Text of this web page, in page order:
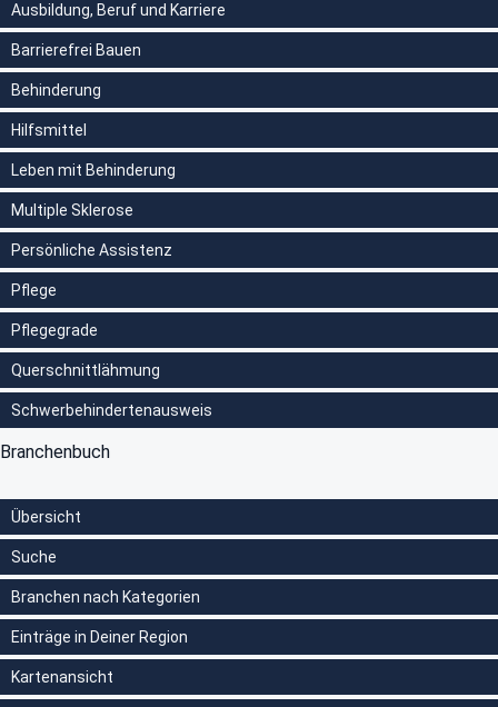
Ausbildung, Beruf und Karriere
Barrierefrei Bauen
Behinderung
Hilfsmittel
Leben mit Behinderung
Multiple Sklerose
Persönliche Assistenz
Pflege
Pflegegrade
Querschnittlähmung
Schwerbehindertenausweis
Branchenbuch
Übersicht
Suche
Branchen nach Kategorien
Einträge in Deiner Region
Kartenansicht